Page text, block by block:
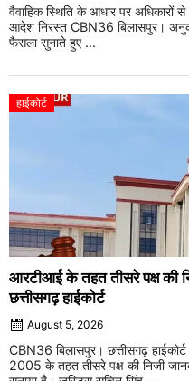
वैवाहिक स्थिति के आधार पर अधिकारों
आदेश निरस्त CBN36 बिलासपुर।
फैसला सुनाते हुए ...
हाईकोर्ट
आरटीआई के तहत तीसरे पक्ष की
छत्तीसगढ़ हाईकोर्ट
August 5, 2026
CBN36 बिलासपुर। छत्तीसगढ़
2005 के तहत तीसरे पक्ष की निजी